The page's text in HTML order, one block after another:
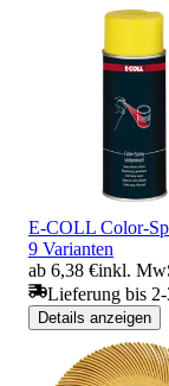
E-COLL Color-
9 Varianten
ab 6,38 €inkl.
Lieferung bis
Details anzeigen